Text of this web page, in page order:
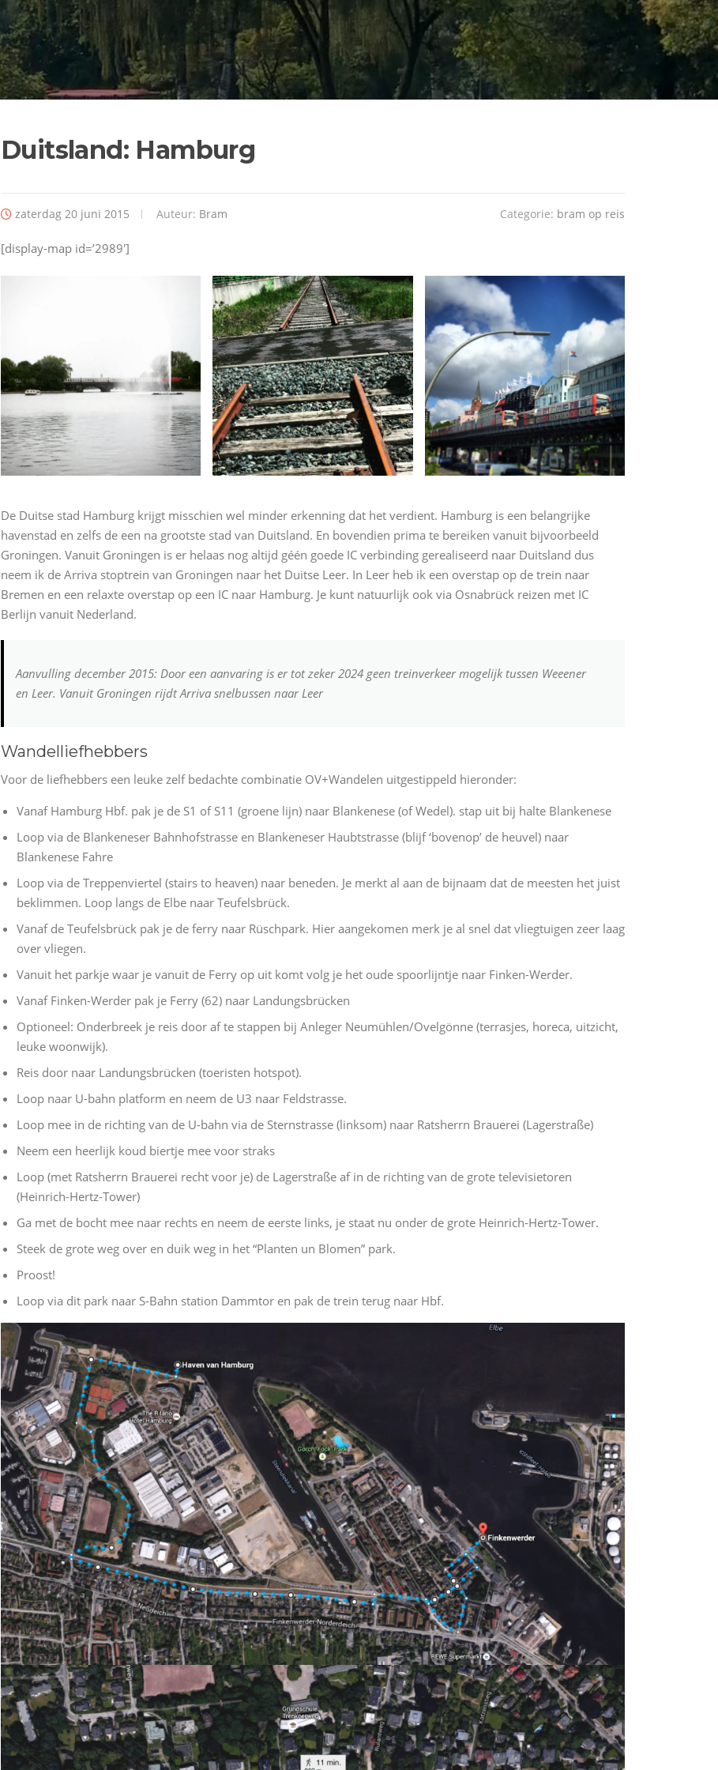
Duitsland: Hamburg
zaterdag 20 juni 2015 Auteur: Bram Categorie: bram op reis
[display-map id=’2989′]
De Duitse stad Hamburg krijgt misschien wel minder erkenning dat het verdient. Hamburg is een belangrijke
havenstad en zelfs de een na grootste stad van Duitsland. En bovendien prima te bereiken vanuit bijvoorbeeld
Groningen. Vanuit Groningen is er helaas nog altijd géén goede IC verbinding gerealiseerd naar Duitsland dus
neem ik de Arriva stoptrein van Groningen naar het Duitse Leer. In Leer heb ik een overstap op de trein naar
Bremen en een relaxte overstap op een IC naar Hamburg. Je kunt natuurlijk ook via Osnabrück reizen met IC
Berlijn vanuit Nederland.
Aanvulling december 2015: Door een aanvaring is er tot zeker 2024 geen treinverkeer mogelijk tussen Weeener
en Leer. Vanuit Groningen rijdt Arriva snelbussen naar Leer
Wandelliefhebbers
Voor de liefhebbers een leuke zelf bedachte combinatie OV+Wandelen uitgestippeld hieronder:
Vanaf Hamburg Hbf. pak je de S1 of S11 (groene lijn) naar Blankenese (of Wedel). stap uit bij halte Blankenese
Loop via de Blankeneser Bahnhofstrasse en Blankeneser Haubtstrasse (blijf ‘bovenop’ de heuvel) naar
Blankenese Fahre
Loop via de Treppenviertel (stairs to heaven) naar beneden. Je merkt al aan de bijnaam dat de meesten het juist
beklimmen. Loop langs de Elbe naar Teufelsbrück.
Vanaf de Teufelsbrück pak je de ferry naar Rüschpark. Hier aangekomen merk je al snel dat vliegtuigen zeer laag
over vliegen.
Vanuit het parkje waar je vanuit de Ferry op uit komt volg je het oude spoorlijntje naar Finken-Werder.
Vanaf Finken-Werder pak je Ferry (62) naar Landungsbrücken
Optioneel: Onderbreek je reis door af te stappen bij Anleger Neumühlen/Ovelgönne (terrasjes, horeca, uitzicht,
leuke woonwijk).
Reis door naar Landungsbrücken (toeristen hotspot).
Loop naar U-bahn platform en neem de U3 naar Feldstrasse.
Loop mee in de richting van de U-bahn via de Sternstrasse (linksom) naar Ratsherrn Brauerei (Lagerstraße)
Neem een heerlijk koud biertje mee voor straks
Loop (met Ratsherrn Brauerei recht voor je) de Lagerstraße af in de richting van de grote televisietoren
(Heinrich-Hertz-Tower)
Ga met de bocht mee naar rechts en neem de eerste links, je staat nu onder de grote Heinrich-Hertz-Tower.
Steek de grote weg over en duik weg in het “Planten un Blomen” park.
Proost!
Loop via dit park naar S-Bahn station Dammtor en pak de trein terug naar Hbf.